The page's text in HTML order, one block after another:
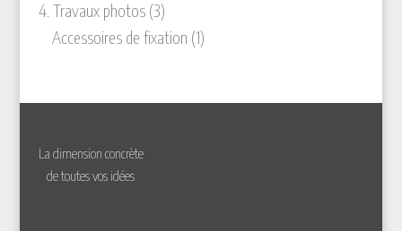
4. Travaux photos 33
produits
Accessoires de fixation 11
La dimension concrète
de toutes vos idées